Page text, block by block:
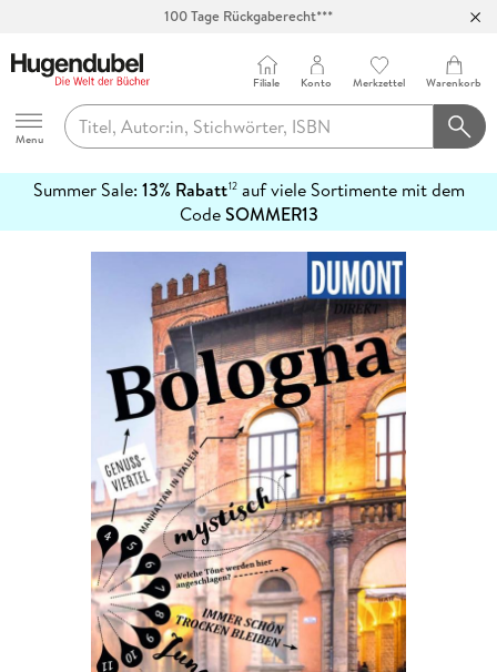
100 Tage Rückgaberecht***
Hugendubel
Menu
Filiale Konto Merkzettel Warenkorb
Summer Sale: 13% Rabatt12auf viele Sortimente mit dem
CodeSOMMER13
erfahren